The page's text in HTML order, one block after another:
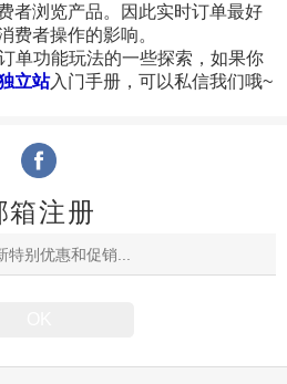
者浏览产品。因此实时订单最好
费者操作的影响。
单功能玩法的一些探索，如果你
立站入门手册，可以私信我们哦~
箱注册